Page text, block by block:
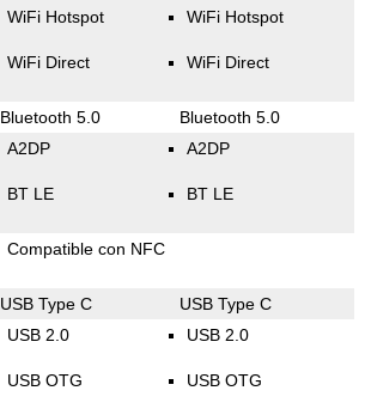
WiFi Hotspot
WiFi Direct
WiFi Hotspot
WiFi Direct
Bluetooth 5.0 Bluetooth 5.0
A2DP
BT LE
A2DP
BT LE
Compatible con NFC
USB Type C USB Type C
USB 2.0
USB OTG
USB 2.0
USB OTG